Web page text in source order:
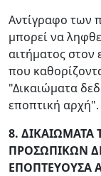
Αντίγραφο των
μπορεί να
αιτήματος
που
"Δικαιώματα
εποπτική αρχή".
8.
ΠΡΟΣΩΠΙΚΩΝ
ΕΠΟΠΤΕΥΟΥΣΑ